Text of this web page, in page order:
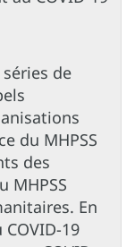
de
du MHPSS
des
MHPSS
En
19